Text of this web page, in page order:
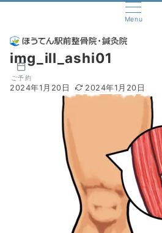
Menu
ご予約
img_ill_ashi01
2024年1月20日 2024年1月20日